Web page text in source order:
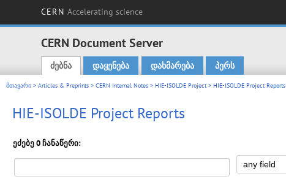
CERN Accelerating science
CERN Document Server
Main menu
ძებნა დაყენება დახმარება პერს
მთავარი > Articles & Preprints > CERN Internal Notes > HIE-ISOLDE Project> HIE-ISOLDE Project Reports
HIE-ISOLDE Project Reports
ეძებე 0 ჩანაწერი: